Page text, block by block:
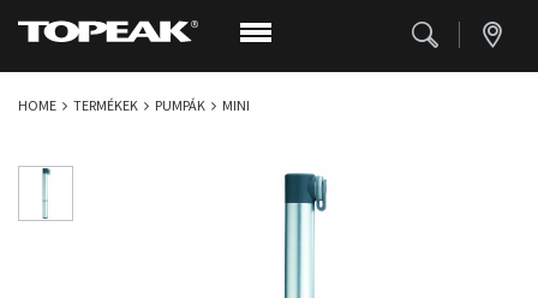
HOME TERMÉKEK PUMPÁK MINI